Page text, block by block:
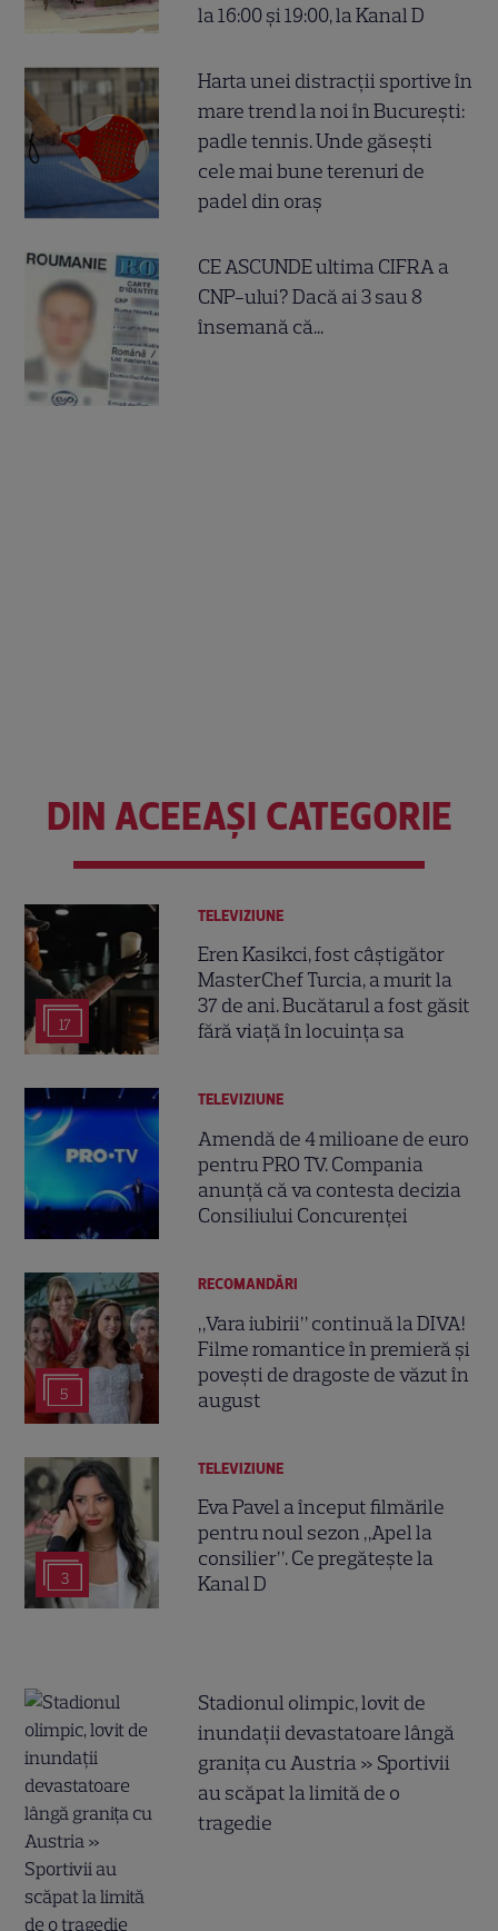
la 16:00 și 19:00, la Kanal D
Harta unei distracții sportive în
mare trend la noi în București:
padle tennis. Unde găsești
cele mai bune terenuri de
padel din oraș
CE ASCUNDE ultima CIFRA a
CNP-ului? Dacă ai 3 sau 8
însemană că...
DIN ACEEAȘI CATEGORIE
17
TELEVIZIUNE
Eren Kasikci, fost câștigător
MasterChef Turcia, a murit la
37 de ani. Bucătarul a fost găsit
fără viață în locuința sa
TELEVIZIUNE
Amendă de 4 milioane de euro
pentru PRO TV. Compania
anunță că va contesta decizia
Consiliului Concurenței
5
RECOMANDĂRI
„Vara iubirii” continuă la DIVA!
Filme romantice în premieră și
povești de dragoste de văzut în
august
3
TELEVIZIUNE
Eva Pavel a început filmările
pentru noul sezon „Apel la
consilier”. Ce pregătește la
Kanal D
Stadionul olimpic, lovit de
inundații devastatoare lângă
granița cu Austria » Sportivii
au scăpat la limită de o
tragedie